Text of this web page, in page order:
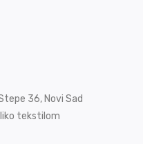
36, Novi Sad
tekstilom